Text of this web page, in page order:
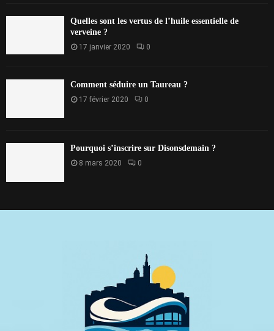
Quelles sont les vertus de l’huile essentielle de
verveine ?
17 janvier 2020 0
Comment séduire un Taureau ?
17 février 2020 0
Pourquoi s’inscrire sur Disonsdemain ?
8 mars 2020 0